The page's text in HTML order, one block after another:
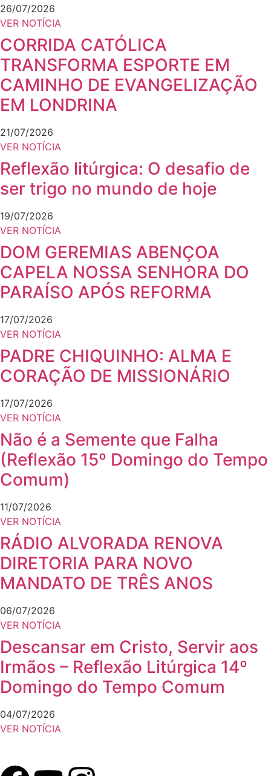
26/07/2026
VER NOTÍCIA
CORRIDA CATÓLICA
TRANSFORMA ESPORTE EM
CAMINHO DE EVANGELIZAÇÃO
EM LONDRINA
21/07/2026
VER NOTÍCIA
Reflexão litúrgica: O desafio de
ser trigo no mundo de hoje
19/07/2026
VER NOTÍCIA
DOM GEREMIAS ABENÇOA
CAPELA NOSSA SENHORA DO
PARAÍSO APÓS REFORMA
17/07/2026
VER NOTÍCIA
PADRE CHIQUINHO: ALMA E
CORAÇÃO DE MISSIONÁRIO
17/07/2026
VER NOTÍCIA
Não é a Semente que Falha
(Reflexão 15º Domingo do Tempo
Comum)
11/07/2026
VER NOTÍCIA
RÁDIO ALVORADA RENOVA
DIRETORIA PARA NOVO
MANDATO DE TRÊS ANOS
06/07/2026
VER NOTÍCIA
Descansar em Cristo, Servir aos
Irmãos – Reflexão Litúrgica 14º
Domingo do Tempo Comum
04/07/2026
VER NOTÍCIA